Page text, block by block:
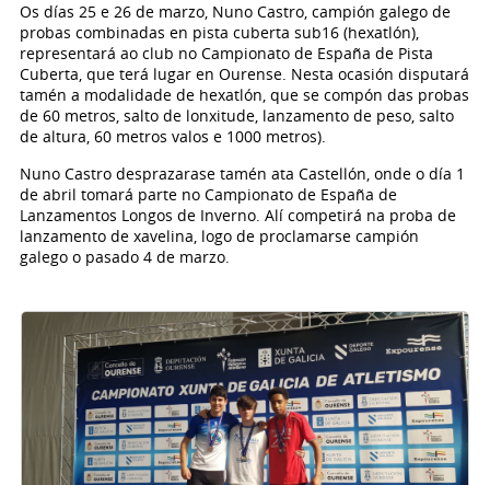
Os días 25 e 26 de marzo, Nuno Castro, campión galego de
probas combinadas en pista cuberta sub16 (hexatlón),
representará ao club no Campionato de España de Pista
Cuberta, que terá lugar en Ourense. Nesta ocasión disputará
tamén a modalidade de hexatlón, que se compón das probas
de 60 metros, salto de lonxitude, lanzamento de peso, salto
de altura, 60 metros valos e 1000 metros).
Nuno Castro desprazarase tamén ata Castellón, onde o día 1
de abril tomará parte no Campionato de España de
Lanzamentos Longos de Inverno. Alí competirá na proba de
lanzamento de xavelina, logo de proclamarse campión
galego o pasado 4 de marzo.